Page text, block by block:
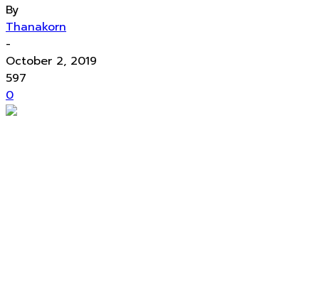
By
Thanakorn
-
October 2, 2019
597
0